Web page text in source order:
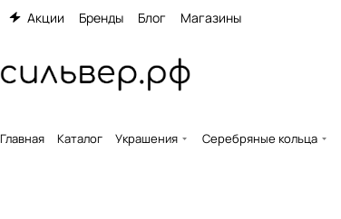
Акции Бренды Блог Магазины
Главная Каталог Украшения Серебряные кольца